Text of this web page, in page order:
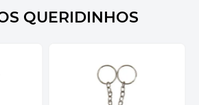
QUERIDINHOS